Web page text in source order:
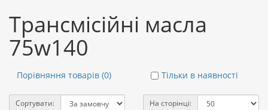
Трансмісійні масла
75w140
Порівняння товарів (0) Тільки в наявності
Сортувати: На сторінці: